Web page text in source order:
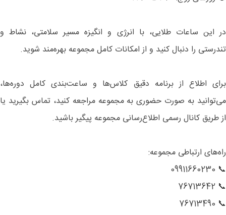
در این ساعات طلایی، با انرژی و انگیزه مسیر سلامتی، نشاط و
تندرستی را دنبال کنید و از امکانات کامل مجموعه بهره‌مند شوید.
برای اطلاع از برنامه دقیق کلاس‌ها و ساعت‌بندی کامل دوره‌ها،
می‌توانید به صورت حضوری به مجموعه مراجعه کنید، تماس بگیرید یا
از طریق کانال رسمی اطلاع‌رسانی مجموعه پیگیر باشید.
راه‌های ارتباطی مجموعه:
📞 09911660230
📞 76713642
📞 76713490